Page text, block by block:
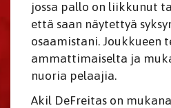
jossa pallo on liikkunut
että saan näytettyä
osaamistani. Joukkueen
ammattimaiselta ja
nuoria pelaajia.
Akil DeFreitas on